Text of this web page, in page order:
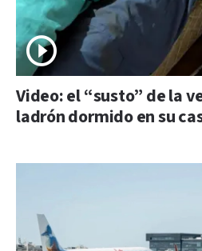
Video: el “susto” de la
ladrón dormido en su